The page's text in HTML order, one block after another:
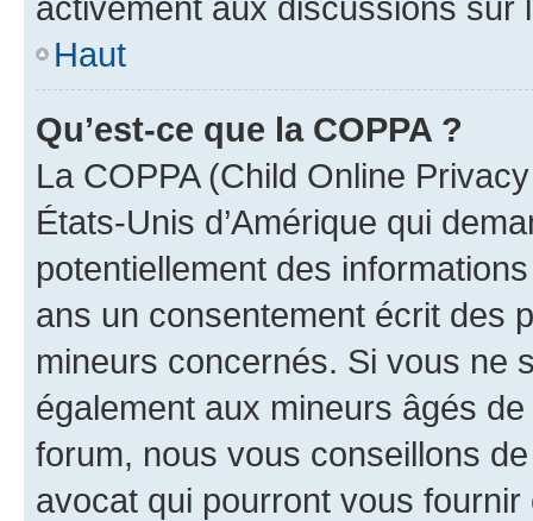
Haut
Qu’est-ce que la COPPA ?
La COPPA (Child Online
États-Unis d’Amérique qui
potentiellement des
ans un consentement écrit des
mineurs concernés. Si vous ne
également aux mineurs âgés
forum, nous vous conseillons
avocat qui pourront vous